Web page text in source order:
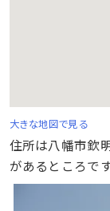
大きな地図で見る
住所は八幡市欽
があるところです